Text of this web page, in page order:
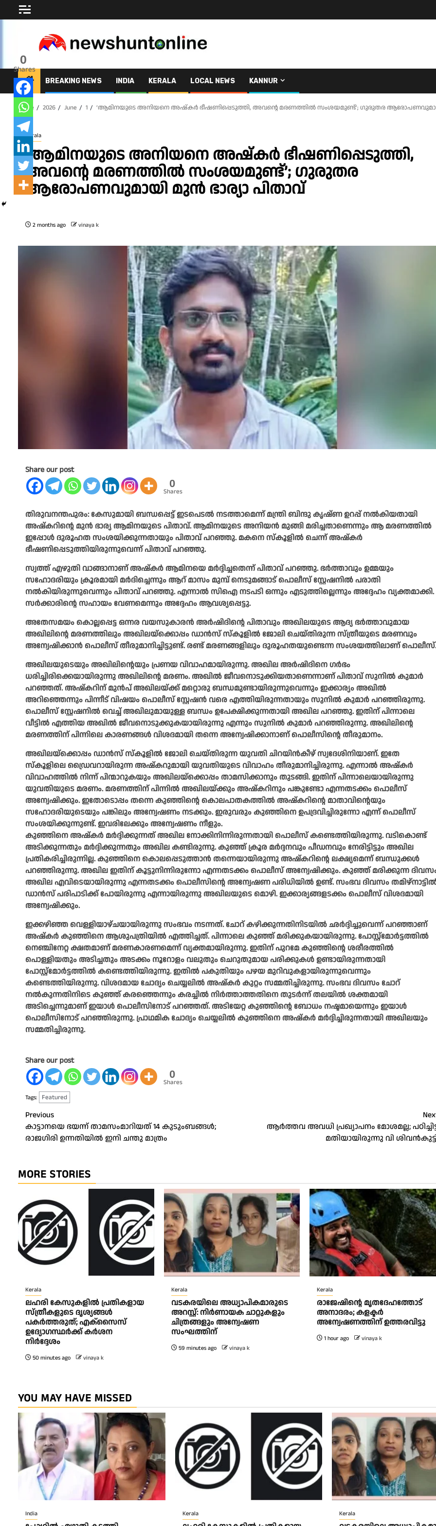
to
BREAKING NEWS INDIA KERALA LOCAL NEWS KANNUR
Home 2026 June 1 ‘ആമിനയുടെ അനിയനെ അഷ്‌കർ ഭീഷണിപ്പെടുത്തി, അവന്റെ മരണത്തിൽ സംശയമുണ്ട്’; ഗുരുതര ആരോപണവുമായി
Kerala
‘ആമിനയുടെ അനിയനെ അഷ്‌കർ ഭീഷണിപ്പെടുത്തി,
അവന്റെ മരണത്തിൽ സംശയമുണ്ട്’; ഗുരുതര
ആരോപണവുമായി മുൻ ഭാര്യാ പിതാവ്
2 months ago vinaya k
Share our post
0
Shares
തിരുവനന്തപുരം: കേസുമായി ബന്ധപ്പെട്ട് ഇടപെടൽ നടത്താമെന്ന് മന്ത്രി ബിന്ദു കൃഷ്ണ ഉറപ്പ് നല്‍കിയതായി
അഷ്‌കറിന്റെ മുന്‍ ഭാര്യ ആമിനയുടെ പിതാവ്. ആമിനയുടെ അനിയന്‍ മുങ്ങി മരിച്ചതാണെന്നും ആ മരണത്തില്‍
ഇപ്പോള്‍ ദുരൂഹത സംശയിക്കുന്നതായും പിതാവ് പറഞ്ഞു. മകനെ സ്‌കൂളില്‍ ചെന്ന് അഷ്‌കര്‍
ഭീഷണിപ്പെടുത്തിയിരുന്നുവെന്ന് പിതാവ് പറഞ്ഞു.
സ്വത്ത് എഴുതി വാങ്ങാനാണ് അഷ്‌കര്‍ ആമിനയെ മര്‍ദ്ദിച്ചതെന്ന് പിതാവ് പറഞ്ഞു. ഭര്‍ത്താവും ഉമ്മയും
സഹോദരിയും ക്രൂരമായി മര്‍ദിച്ചെന്നും ആറ് മാസം മുമ്പ് നെടുമങ്ങാട് പൊലീസ് സ്റ്റേഷനില്‍ പരാതി
നല്‍കിയിരുന്നുവെന്നും പിതാവ് പറഞ്ഞു. എന്നാല്‍ സിഐ നടപടി ഒന്നും എടുത്തില്ലെന്നും അദ്ദേഹം വ്യക്തമാക്കി.
സര്‍ക്കാരിന്റെ സഹായം വേണമെന്നും അദ്ദേഹം ആവശ്യപ്പെട്ടു.
അതേസമയം കൊല്ലപ്പെട്ട ഒന്നര വയസുകാരന്‍ അര്‍ഷിദിന്റെ പിതാവും അഖിലയുടെ ആദ്യ ഭര്‍ത്താവുമായ
അഖിലിന്റെ മരണത്തിലും അഖിലയ്ക്കൊപ്പം ഡാന്‍സ് സ്‌കൂളില്‍ ജോലി ചെയ്തിരുന്ന സ്ത്രീയുടെ മരണവും
അന്വേഷിക്കാന്‍ പൊലീസ് തീരുമാനിച്ചിട്ടുണ്ട്. രണ്ട് മരണങ്ങളിലും ദുരൂഹതയുണ്ടെന്ന സംശയത്തിലാണ് പൊലീസ്.
അഖിലയുടെയും അഖിലിന്റെയും പ്രണയ വിവാഹമായിരുന്നു. അഖില അര്‍ഷിദിനെ ഗര്‍ഭം
ധരിച്ചിരിക്കെയായിരുന്നു അഖിലിന്റെ മരണം. അഖില്‍ ജീവനൊടുക്കിയതാണെന്നാണ് പിതാവ് സുനില്‍ കുമാര്‍
പറഞ്ഞത്. അഷ്‌കറിന് മുന്‍പ് അഖിലയ്ക്ക് മറ്റൊരു ബന്ധമുണ്ടായിരുന്നുവെന്നും ഇക്കാര്യം അഖില്‍
അറിഞ്ഞെന്നും പിന്നീട് വിഷയം പൊലീസ് സ്റ്റേഷന്‍ വരെ എത്തിയിരുന്നതായും സുനില്‍ കുമാര്‍ പറഞ്ഞിരുന്നു.
പൊലീസ് സ്റ്റേഷനില്‍ വെച്ച് അഖിലുമായുള്ള ബന്ധം ഉപേക്ഷിക്കുന്നതായി അഖില പറഞ്ഞു. ഇതിന് പിന്നാലെ
വീട്ടില്‍ എത്തിയ അഖില്‍ ജീവനൊടുക്കുകയായിരുന്നു എന്നും സുനില്‍ കുമാര്‍ പറഞ്ഞിരുന്നു. അഖിലിന്റെ
മരണത്തിന് പിന്നിലെ കാരണങ്ങള്‍ വിശദമായി തന്നെ അന്വേഷിക്കാനാണ് പൊലീസിന്റെ തീരുമാനം.
അഖിലയ്ക്കൊപ്പം ഡാന്‍സ് സ്‌കൂളില്‍ ജോലി ചെയ്തിരുന്ന യുവതി ചിറയിന്‍കീഴ് സ്വദേശിനിയാണ്. ഇതേ
സ്‌കൂളിലെ ഡ്രൈവറായിരുന്ന അഷ്‌കറുമായി യുവതിയുടെ വിവാഹം തീരുമാനിച്ചിരുന്നു. എന്നാല്‍ അഷ്‌കര്‍
വിവാഹത്തില്‍ നിന്ന് പിന്മാറുകയും അഖിലയ്ക്കൊപ്പം താമസിക്കാനും തുടങ്ങി. ഇതിന് പിന്നാലെയായിരുന്നു
യുവതിയുടെ മരണം. മരണത്തിന് പിന്നില്‍ അഖിലയ്ക്കും അഷ്‌കറിനും പങ്കുണ്ടോ എന്നതടക്കം പൊലീസ്
അന്വേഷിക്കും. ഇതോടൊപ്പം തന്നെ കുഞ്ഞിന്റെ കൊലപാതകത്തില്‍ അഷ്‌കറിന്റെ മാതാവിന്റെയും
സഹോദരിയുടെയും പങ്കിലും അന്വേഷണം നടക്കും. ഇരുവരും കുഞ്ഞിനെ ഉപദ്രവിച്ചിരുന്നോ എന്ന് പൊലീസ്
സംശയിക്കുന്നുണ്ട്. ഇവരിലേക്കും അന്വേഷണം നീളും.
കുഞ്ഞിനെ അഷ്‌കര്‍ മര്‍ദ്ദിക്കുന്നത് അഖില നോക്കിനിന്നിരുന്നതായി പൊലീസ് കണ്ടെത്തിയിരുന്നു. വടികൊണ്ട്
അടിക്കുന്നതും മര്‍ദ്ദിക്കുന്നതും അഖില കണ്ടിരുന്നു. കുഞ്ഞ് ക്രൂര മര്‍ദ്ദനവും പീഡനവും നേരിട്ടിട്ടും അഖില
പ്രതികരിച്ചിരുന്നില്ല. കുഞ്ഞിനെ കൊലപ്പെടുത്താന്‍ തന്നെയായിരുന്നു അഷ്‌കറിന്റെ ലക്ഷ്യമെന്ന് ബന്ധുക്കള്‍
പറഞ്ഞിരുന്നു. അഖില ഇതിന് കൂട്ടുനിന്നിരുന്നോ എന്നതടക്കം പൊലീസ് അന്വേഷിക്കും. കുഞ്ഞ് മരിക്കുന്ന
അഖില എവിടെയായിരുന്നു എന്നതടക്കം പൊലീസിന്റെ അന്വേഷണ പരിധിയില്‍ ഉണ്ട്. സംഭവ ദിവസം
ഡാന്‍സ് പരിപാടിക്ക് പോയിരുന്നു എന്നായിരുന്നു അഖിലയുടെ മൊഴി. ഇക്കാര്യങ്ങളടക്കം പൊലീസ് വിശദമായി
അന്വേഷിക്കും.
ഇക്കഴിഞ്ഞ വെള്ളിയാഴ്ചയായിരുന്നു സംഭവം നടന്നത്. ചോറ് കഴിക്കുന്നതിനിടയില്‍ ഛര്‍ദ്ദിച്ചുവെന്ന് പറഞ്ഞാണ്
അഷ്‌കര്‍ കുഞ്ഞിനെ ആശുപത്രിയില്‍ എത്തിച്ചത്. പിന്നാലെ കുഞ്ഞ് മരിക്കുകയായിരുന്നു. പോസ്റ്റ്മോര്‍ട്ടത്തില്‍
നെഞ്ചിനേറ്റ ക്ഷതമാണ് മരണകാരണമെന്ന് വ്യക്തമായിരുന്നു. ഇതിന് പുറമേ കുഞ്ഞിന്റെ ശരീരത്തില്‍
പൊള്ളിയതും അടിച്ചതും അടക്കം നൂറോളം വലുതും ചെറുതുമായ പരിക്കുകള്‍ ഉണ്ടായിരുന്നതായി
പോസ്റ്റ്മോര്‍ട്ടത്തില്‍ കണ്ടെത്തിയിരുന്നു. ഇതില്‍ പകുതിയും പഴയ മുറിവുകളായിരുന്നുവെന്നും
കണ്ടെത്തിയിരുന്നു. വിശദമായ ചോദ്യം ചെയ്യലില്‍ അഷ്‌കര്‍ കുറ്റം സമ്മതിച്ചിരുന്നു. സംഭവ ദിവസം ചോറ്
നല്‍കുന്നതിനിടെ കുഞ്ഞ് കരഞ്ഞെന്നും കരച്ചില്‍ നിര്‍ത്താത്തതിനെ തുടര്‍ന്ന് തലയില്‍ ശക്തമായി
അടിച്ചെന്നുമാണ് ഇയാള്‍ പൊലീസിനോട് പറഞ്ഞത്. അടിയേറ്റ കുഞ്ഞിന്റെ ബോധം നഷ്ടമായെന്നും ഇയാള്‍
പൊലീസിനോട് പറഞ്ഞിരുന്നു. പ്രാഥമിക ചോദ്യം ചെയ്യലില്‍ കുഞ്ഞിനെ അഷ്‌കര്‍ മര്‍ദ്ദിച്ചിരുന്നതായി അഖിലയും
സമ്മതിച്ചിരുന്നു.
Share our post
0
Shares
0
Shares
Tags: Featured
Post
navigation
Previous
കാട്ടാനയെ ഭയന്ന് താമസംമാറിയത് 14 കുടുംബങ്ങൾ;
രാജഗിരി ഉന്നതിയിൽ ഇനി ചന്തു മാത്രം
ആര്‍ത്തവ അവധി പ്രഖ്യാപനം മോശമല്ല;
മതിയായിരുന്നു വി
MORE STORIES
Kerala
ലഹരി കേസുകളിൽ പ്രതികളായ
സ്ത്രീകളുടെ ദൃശ്യങ്ങൾ
പകർത്തരുത്; എക്‌സൈസ്
ഉദ്യോഗസ്ഥർക്ക് കർശന
നിർദ്ദേശം
50 minutes ago vinaya k
Kerala
വടകരയിലെ അധ്യാപികമാരുടെ
അറസ്റ്റ്: നിർണായക ചാറ്റുകളും
ചിത്രങ്ങളും അന്വേഷണ
സംഘത്തിന്
59 minutes ago vinaya k
Kerala
രാജേഷിന്റെ മൃതദേഹത്തോട്
അനാദരം; കളക്ടർ
അന്വേഷണത്തിന് ഉത്തരവിട്ടു
1 hour ago vinaya k
YOU MAY HAVE MISSED
India Kerala Kerala